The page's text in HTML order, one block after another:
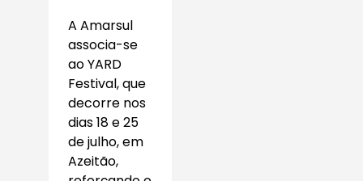
A Amarsul
associa-se
ao YARD
Festival, que
decorre nos
dias 18 e 25
de julho, em
Azeitão,